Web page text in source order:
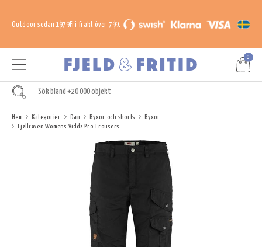
Outdoor sedan 1979Fri frakt över 799,-
0
Hem Kategorier Dam Byxor och shorts
Byxor
Fjällräven Womens Vidda Pro Trousers